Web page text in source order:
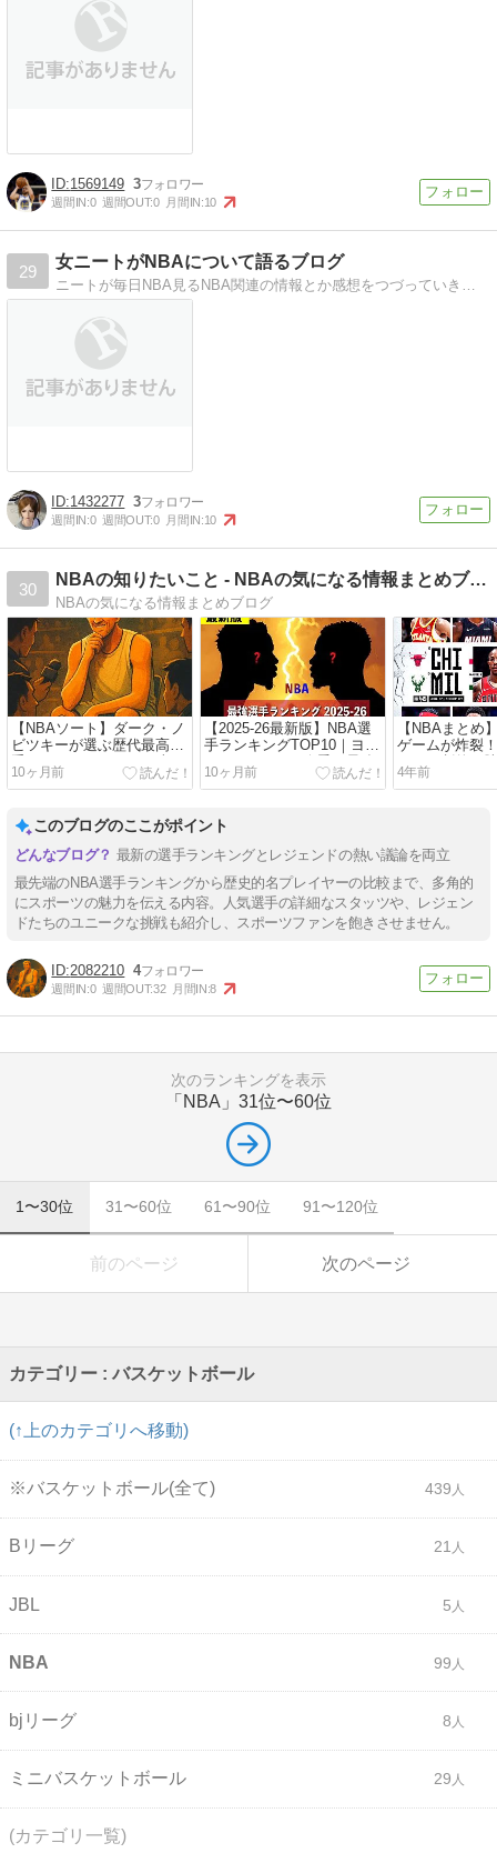
1569149 3
週間IN:0 週間OUT:0 月間IN:10
29
女ニートがNBAについて語るブログ
1432277 3
週間IN:0 週間OUT:0 月間IN:10
30
NBAの知りたいこと - NBAの気になる情報まとめブログ
NBAの気になる情報まとめブログ
【NBAソート】ダーク・ノ
ビツキーが選ぶ歴代最高選
手！いや・・・なんか違く
ね？
10ヶ月前
【2025-26最新版】NBA選
手ランキングTOP10｜ヨキ
ッチ vs SGA、今季の最強
プレイヤーは？
10ヶ月前
【NBAまとめ
ゲームが炸裂
クスが劇的な
4年前
このブログのここがポイント
最新の選手ランキングとレジェンドの熱い議論を両立
最先端のNBA選手ランキングから歴史的名プレイヤーの比較まで、多角的
にスポーツの魅力を伝える内容。人気選手の詳細なスタッツや、レジェン
ドたちのユニークな挑戦も紹介し、スポーツファンを飽きさせません。
2082210 4
週間IN:0 週間OUT:32 月間IN:8
次のランキングを表示
「NBA」 31位〜60位
1〜30位 31〜60位 61〜90位 91〜120位
前のページ 次のページ
カテゴリー : バスケットボール
(↑上のカテゴリへ移動)
※バスケットボール(全て) 439
Bリーグ 21
JBL 5
NBA 99
bjリーグ 8
ミニバスケットボール 29
(カテゴリ一覧)